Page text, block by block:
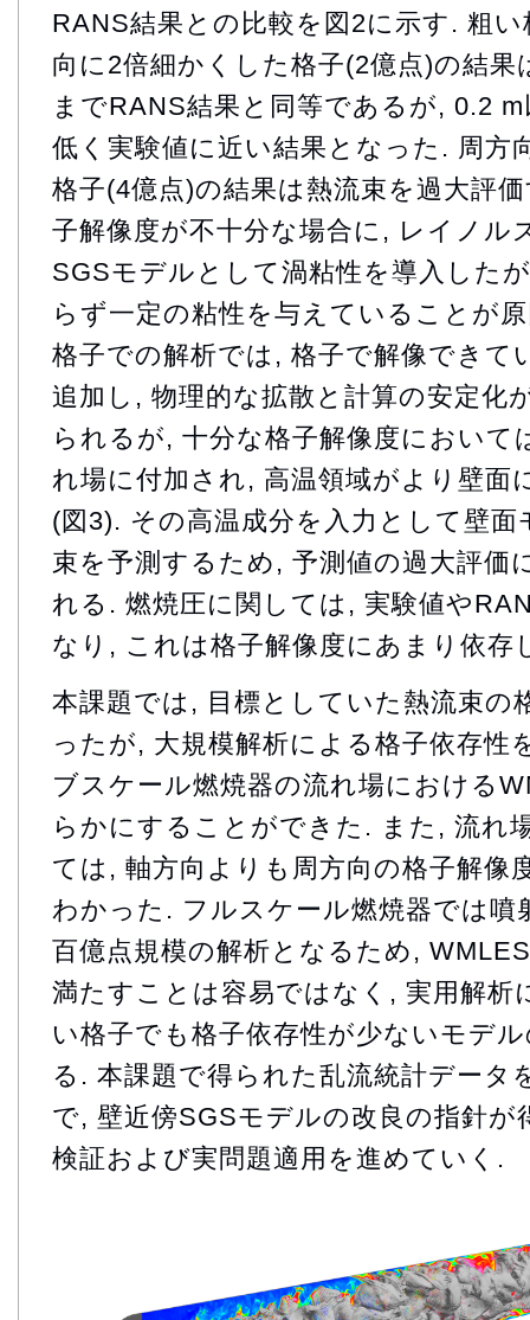
RANS結果との比較を図2に示す. 粗
向に2倍細かくした格子(2億点)の結
までRANS結果と同等であるが, 0.2
低く実験値に近い結果となった. 周方
格子(4億点)の結果は熱流束を過大評
子解像度が不十分な場合に, レイノル
SGSモデルとして渦粘性を導入した
らず一定の粘性を与えていることが
格子での解析では, 格子で解像できて
追加し, 物理的な拡散と計算の安定化
られるが, 十分な格子解像度において
れ場に付加され, 高温領域がより壁面
(図3). その高温成分を入力として壁
束を予測するため, 予測値の過大評価
れる. 燃焼圧に関しては, 実験値や
なり, これは格子解像度にあまり依存
本課題では, 目標としていた熱流束の
ったが, 大規模解析による格子依存性
ブスケール燃焼器の流れ場における
らかにすることができた. また, 流れ
ては, 軸方向よりも周方向の格子解像
わかった. フルスケール燃焼器では噴
百億点規模の解析となるため,
満たすことは容易ではなく, 実用解析
い格子でも格子依存性が少ないモデ
る. 本課題で得られた乱流統計データ
で, 壁近傍SGSモデルの改良の指針
検証および実問題適用を進めていく.